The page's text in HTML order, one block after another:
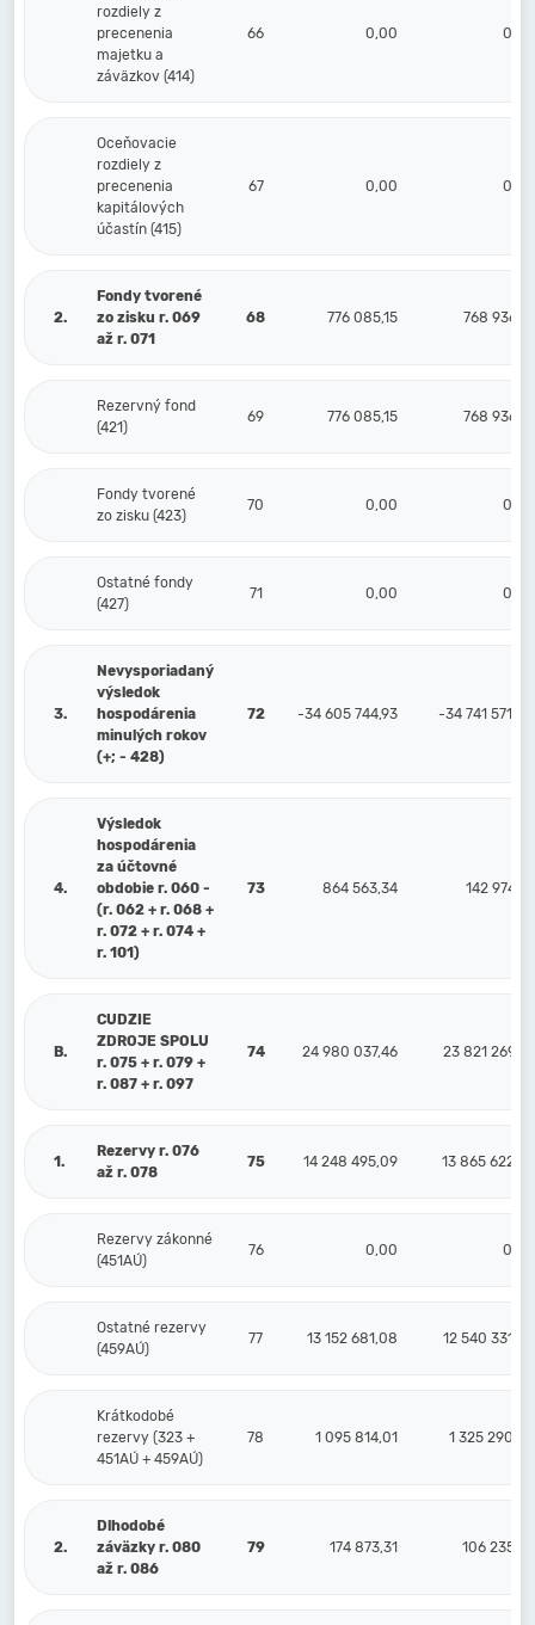
rozdiely z
precenenia
majetku a
záväzkov (414)
66 0,00 0,00
Oceňovacie
rozdiely z
precenenia
kapitálových
účastín (415)
67 0,00 0,00
2.
Fondy tvorené
zo zisku r. 069
až r. 071
68 776 085,15 768 936,41
Rezervný fond
(421)
69 776 085,15 768 936,41
Fondy tvorené
zo zisku (423)
70 0,00 0,00
Ostatné fondy
(427)
71 0,00 0,00
3.
Nevysporiadaný
výsledok
hospodárenia
minulých rokov
(+; - 428)
72 -34 605 744,93 -34 741 571,00
4.
Výsledok
hospodárenia
za účtovné
obdobie r. 060 -
(r. 062 + r. 068 +
r. 072 + r. 074 +
r. 101)
73 864 563,34 142 974,81
B.
CUDZIE
ZDROJE SPOLU
r. 075 + r. 079 +
r. 087 + r. 097
74 24 980 037,46 23 821 269,46
1.
Rezervy r. 076
až r. 078
75 14 248 495,09 13 865 622,70
Rezervy zákonné
(451AÚ)
76 0,00 0,00
Ostatné rezervy
(459AÚ)
77 13 152 681,08 12 540 331,85
Krátkodobé
rezervy (323 +
451AÚ + 459AÚ)
78 1 095 814,01 1 325 290,85
2.
Dlhodobé
záväzky r. 080
až r. 086
79 174 873,31 106 235,36